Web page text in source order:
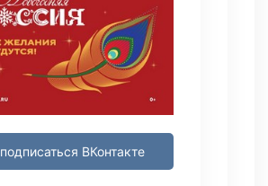
подписаться ВКонтакте